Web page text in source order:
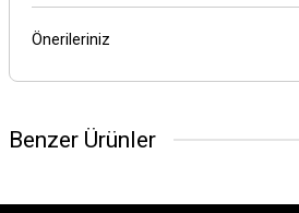
Önerileriniz
Benzer Ürünler